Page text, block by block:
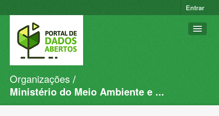
Entrar
Conjuntos de dados
Organizações
Organizações
Ministério do Meio Ambiente e ...